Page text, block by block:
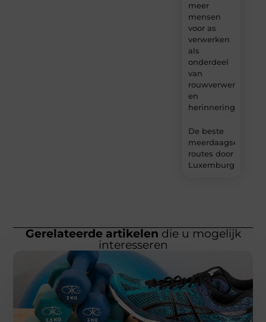
meer
mensen
voor as
verwerken
als
onderdeel
van
rouwverwerking
en
herinnering?
De beste
meerdaagse
routes door
Luxemburg
Gerelateerde artikelen die u mogelijk
interesseren